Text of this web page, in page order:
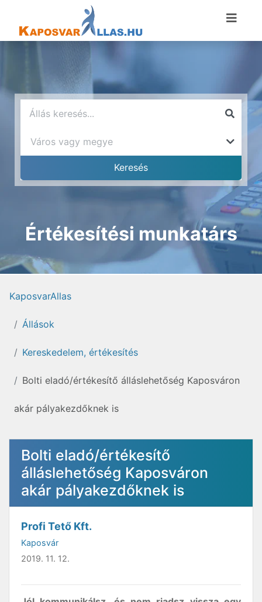
Értékesítési munkatárs
KaposvarAllas
Állások
Kereskedelem, értékesítés
Bolti eladó/értékesítő álláslehetőség Kaposváron
akár pályakezdőknek is
Bolti eladó/értékesítő
álláslehetőség Kaposváron
akár pályakezdőknek is
Profi Tető Kft.
Kaposvár
2019. 11. 12.